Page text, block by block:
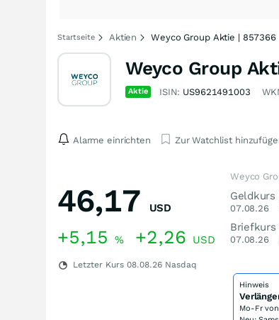
Startseite Aktien Weyco Group Aktie | 857366
Weyco Group
Aktie ISIN: US9621491003
Alarme einrichten Zur Watchlist
46,17 USD
+5,15 % +2,26 USD
Letzter Kurs 08.08.26 Nasdaq
Weyco
Geldkurs
07.08.26
Briefkurs
07.08.26
Hinweis
Mo-Fr von